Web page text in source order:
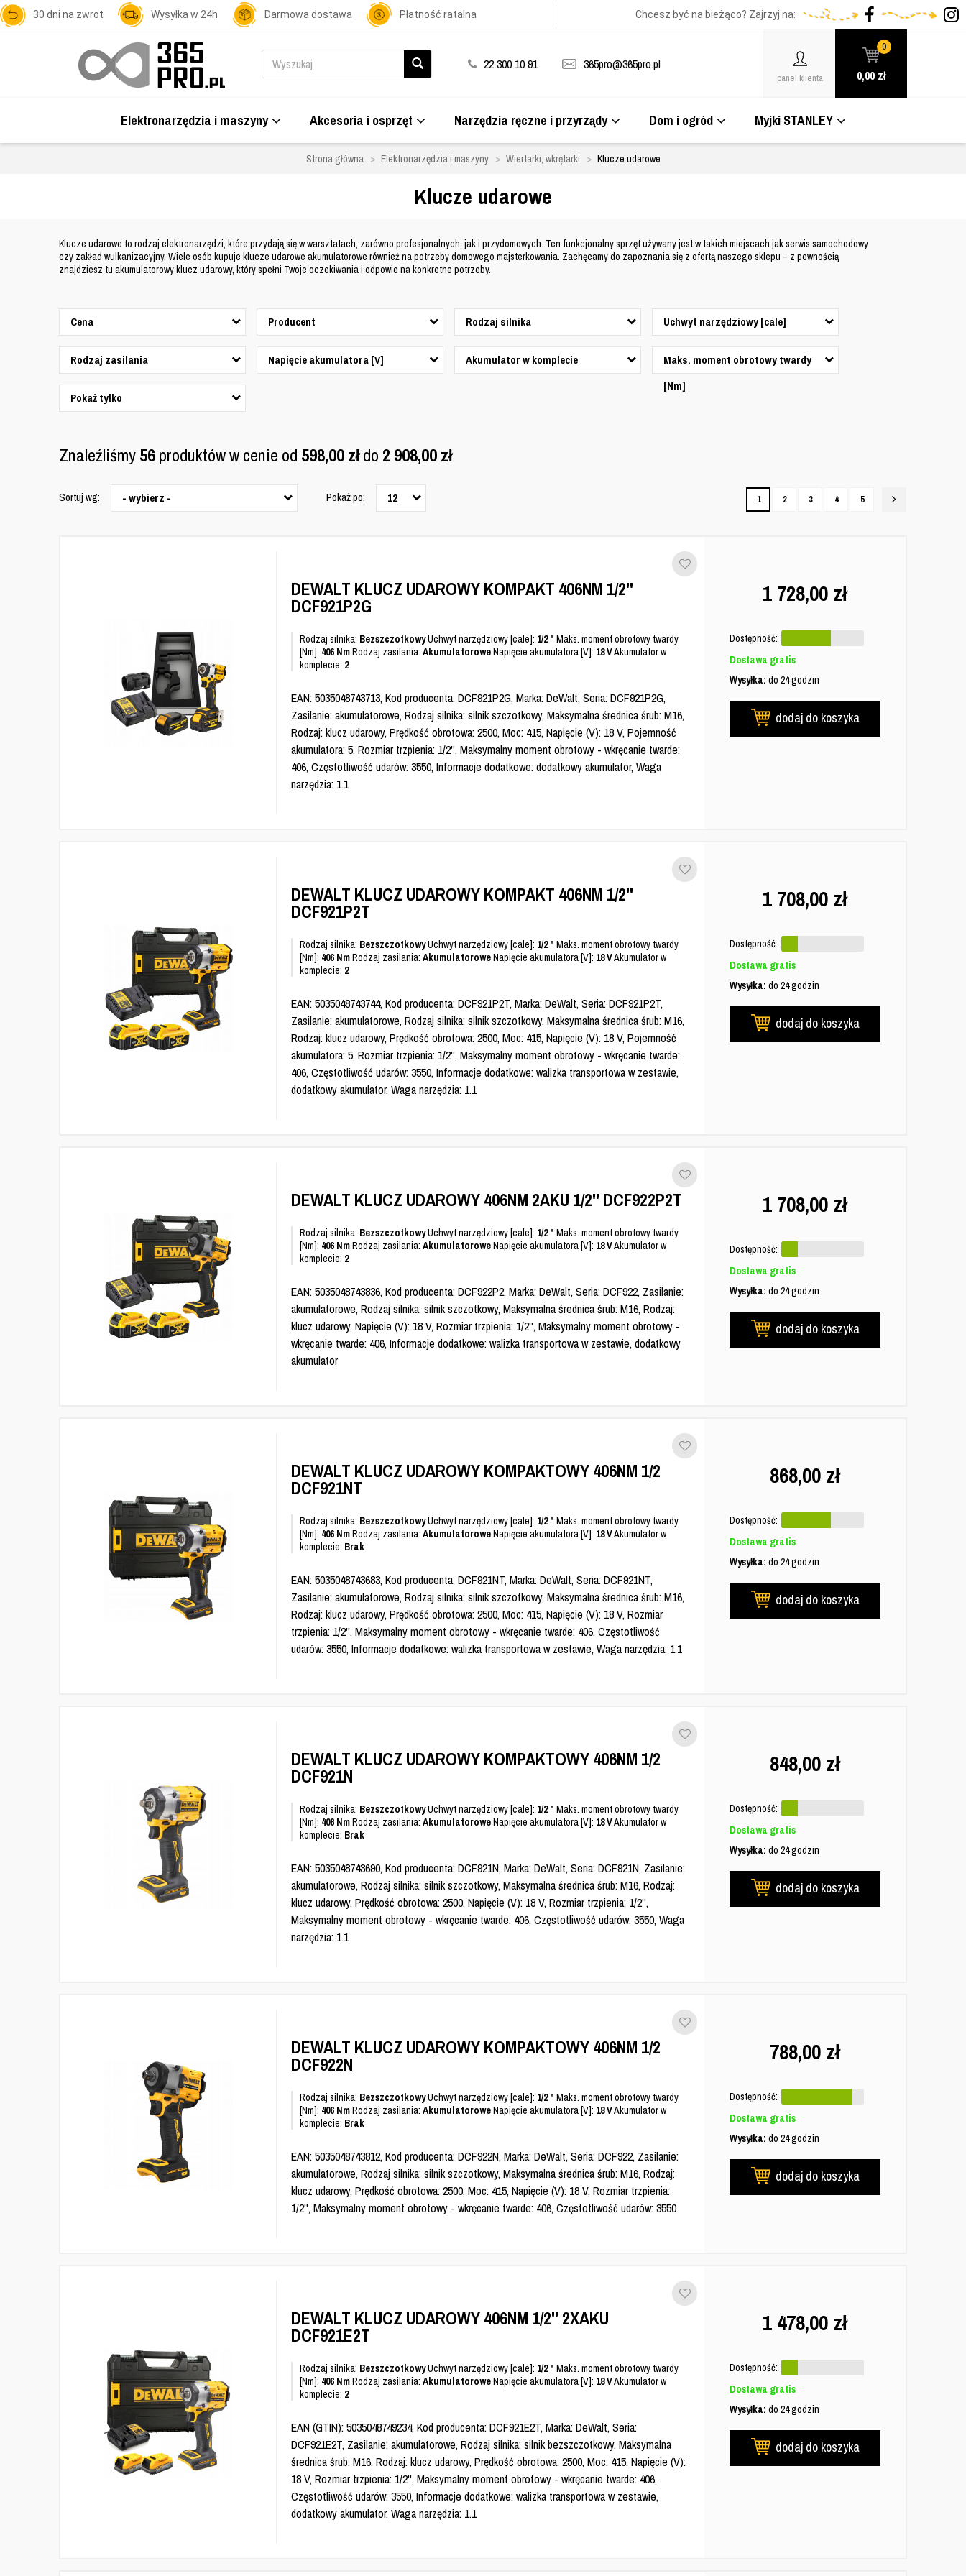
30 dni na zwrot Wysyłka w 24h Darmowa dostawa Płatność ratalna Chcesz być na bieżąco? Zajrzyj na:
22 300 10 91 365pro@365pro.pl
panel klienta
0
0,00 zł
Elektronarzędzia i maszyny Akcesoria i osprzęt Narzędzia ręczne i przyrządy Dom i ogród Myjki STANLEY
Strona główna Elektronarzędzia i maszyny Wiertarki, wkrętarki Klucze udarowe
Klucze udarowe
Klucze udarowe to rodzaj elektronarzędzi, które przydają się w warsztatach, zarówno profesjonalnych, jak i przydomowych. Ten funkcjonalny sprzęt używany jest w takich miejscach jak serwis samochodowy
czy zakład wulkanizacyjny. Wiele osób kupuje klucze udarowe akumulatorowe również na potrzeby domowego majsterkowania. Zachęcamy do zapoznania się z ofertą naszego sklepu – z pewnością
znajdziesz tu akumulatorowy klucz udarowy, który spełni Twoje oczekiwania i odpowie na konkretne potrzeby.
Cena Producent Rodzaj silnika Uchwyt narzędziowy [cale]
Rodzaj zasilania Napięcie akumulatora [V] Akumulator w komplecie
Maks. moment obrotowy twardy
[Nm]
Pokaż tylko
Znaleźliśmy56produktów w cenie od 598,00złdo 2 908,00zł
Sortuj wg: - wybierz - Pokaż po: 12 1 2 3 4 5
DEWALT KLUCZ UDAROWY KOMPAKT 406NM 1/2''
DCF921P2G
Rodzaj silnika: BezszczotkowyUchwyt narzędziowy [cale]: 1/2 " Maks. moment obrotowy twardy
[Nm]: 406 NmRodzaj zasilania: AkumulatoroweNapięcie akumulatora [V]: 18 VAkumulator w
komplecie: 2
EAN: 5035048743713, Kod producenta: DCF921P2G, Marka: DeWalt, Seria: DCF921P2G,
Zasilanie: akumulatorowe, Rodzaj silnika: silnik szczotkowy, Maksymalna średnica śrub: M16,
Rodzaj: klucz udarowy, Prędkość obrotowa: 2500, Moc: 415, Napięcie (V): 18 V, Pojemność
akumulatora: 5, Rozmiar trzpienia: 1/2'', Maksymalny moment obrotowy - wkręcanie twarde:
406, Częstotliwość udarów: 3550, Informacje dodatkowe: dodatkowy akumulator, Waga
narzędzia: 1.1
1 728,00 zł
Dostępność:
Dostawa gratis
Wysyłka: do 24 godzin
dodaj do koszyka
DEWALT KLUCZ UDAROWY KOMPAKT 406NM 1/2''
DCF921P2T
Rodzaj silnika: BezszczotkowyUchwyt narzędziowy [cale]: 1/2 " Maks. moment obrotowy twardy
[Nm]: 406 NmRodzaj zasilania: AkumulatoroweNapięcie akumulatora [V]: 18 VAkumulator w
komplecie: 2
EAN: 5035048743744, Kod producenta: DCF921P2T, Marka: DeWalt, Seria: DCF921P2T,
Zasilanie: akumulatorowe, Rodzaj silnika: silnik szczotkowy, Maksymalna średnica śrub: M16,
Rodzaj: klucz udarowy, Prędkość obrotowa: 2500, Moc: 415, Napięcie (V): 18 V, Pojemność
akumulatora: 5, Rozmiar trzpienia: 1/2'', Maksymalny moment obrotowy - wkręcanie twarde:
406, Częstotliwość udarów: 3550, Informacje dodatkowe: walizka transportowa w zestawie,
dodatkowy akumulator, Waga narzędzia: 1.1
1 708,00 zł
Dostępność:
Dostawa gratis
Wysyłka: do 24 godzin
dodaj do koszyka
DEWALT KLUCZ UDAROWY 406NM 2AKU 1/2'' DCF922P2T
Rodzaj silnika: BezszczotkowyUchwyt narzędziowy [cale]: 1/2 " Maks. moment obrotowy twardy
[Nm]: 406 NmRodzaj zasilania: AkumulatoroweNapięcie akumulatora [V]: 18 VAkumulator w
komplecie: 2
EAN: 5035048743836, Kod producenta: DCF922P2, Marka: DeWalt, Seria: DCF922, Zasilanie:
akumulatorowe, Rodzaj silnika: silnik szczotkowy, Maksymalna średnica śrub: M16, Rodzaj:
klucz udarowy, Napięcie (V): 18 V, Rozmiar trzpienia: 1/2'', Maksymalny moment obrotowy -
wkręcanie twarde: 406, Informacje dodatkowe: walizka transportowa w zestawie, dodatkowy
akumulator
1 708,00 zł
Dostępność:
Dostawa gratis
Wysyłka: do 24 godzin
dodaj do koszyka
DEWALT KLUCZ UDAROWY KOMPAKTOWY 406NM 1/2
DCF921NT
Rodzaj silnika: BezszczotkowyUchwyt narzędziowy [cale]: 1/2 " Maks. moment obrotowy twardy
[Nm]: 406 NmRodzaj zasilania: AkumulatoroweNapięcie akumulatora [V]: 18 VAkumulator w
komplecie: Brak
EAN: 5035048743683, Kod producenta: DCF921NT, Marka: DeWalt, Seria: DCF921NT,
Zasilanie: akumulatorowe, Rodzaj silnika: silnik szczotkowy, Maksymalna średnica śrub: M16,
Rodzaj: klucz udarowy, Prędkość obrotowa: 2500, Moc: 415, Napięcie (V): 18 V, Rozmiar
trzpienia: 1/2'', Maksymalny moment obrotowy - wkręcanie twarde: 406, Częstotliwość
udarów: 3550, Informacje dodatkowe: walizka transportowa w zestawie, Waga narzędzia: 1.1
868,00 zł
Dostępność:
Dostawa gratis
Wysyłka: do 24 godzin
dodaj do koszyka
DEWALT KLUCZ UDAROWY KOMPAKTOWY 406NM 1/2
DCF921N
Rodzaj silnika: BezszczotkowyUchwyt narzędziowy [cale]: 1/2 " Maks. moment obrotowy twardy
[Nm]: 406 NmRodzaj zasilania: AkumulatoroweNapięcie akumulatora [V]: 18 VAkumulator w
komplecie: Brak
EAN: 5035048743690, Kod producenta: DCF921N, Marka: DeWalt, Seria: DCF921N, Zasilanie:
akumulatorowe, Rodzaj silnika: silnik szczotkowy, Maksymalna średnica śrub: M16, Rodzaj:
klucz udarowy, Prędkość obrotowa: 2500, Napięcie (V): 18 V, Rozmiar trzpienia: 1/2'',
Maksymalny moment obrotowy - wkręcanie twarde: 406, Częstotliwość udarów: 3550, Waga
narzędzia: 1.1
848,00 zł
Dostępność:
Dostawa gratis
Wysyłka: do 24 godzin
dodaj do koszyka
DEWALT KLUCZ UDAROWY KOMPAKTOWY 406NM 1/2
DCF922N
Rodzaj silnika: BezszczotkowyUchwyt narzędziowy [cale]: 1/2 " Maks. moment obrotowy twardy
[Nm]: 406 NmRodzaj zasilania: AkumulatoroweNapięcie akumulatora [V]: 18 VAkumulator w
komplecie: Brak
EAN: 5035048743812, Kod producenta: DCF922N, Marka: DeWalt, Seria: DCF922, Zasilanie:
akumulatorowe, Rodzaj silnika: silnik szczotkowy, Maksymalna średnica śrub: M16, Rodzaj:
klucz udarowy, Prędkość obrotowa: 2500, Moc: 415, Napięcie (V): 18 V, Rozmiar trzpienia:
1/2'', Maksymalny moment obrotowy - wkręcanie twarde: 406, Częstotliwość udarów: 3550
788,00 zł
Dostępność:
Dostawa gratis
Wysyłka: do 24 godzin
dodaj do koszyka
DEWALT KLUCZ UDAROWY 406NM 1/2'' 2XAKU
DCF921E2T
Rodzaj silnika: BezszczotkowyUchwyt narzędziowy [cale]: 1/2 " Maks. moment obrotowy twardy
[Nm]: 406 NmRodzaj zasilania: AkumulatoroweNapięcie akumulatora [V]: 18 VAkumulator w
komplecie: 2
EAN (GTIN): 5035048749234, Kod producenta: DCF921E2T, Marka: DeWalt, Seria:
DCF921E2T, Zasilanie: akumulatorowe, Rodzaj silnika: silnik bezszczotkowy, Maksymalna
średnica śrub: M16, Rodzaj: klucz udarowy, Prędkość obrotowa: 2500, Moc: 415, Napięcie (V):
18 V, Rozmiar trzpienia: 1/2'', Maksymalny moment obrotowy - wkręcanie twarde: 406,
Częstotliwość udarów: 3550, Informacje dodatkowe: walizka transportowa w zestawie,
dodatkowy akumulator, Waga narzędzia: 1.1
1 478,00 zł
Dostępność:
Dostawa gratis
Wysyłka: do 24 godzin
dodaj do koszyka